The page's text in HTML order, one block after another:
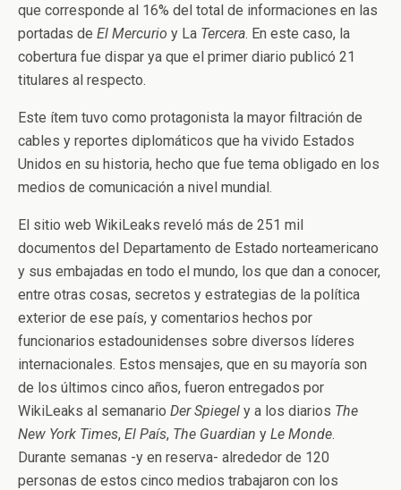
que corresponde al 16% del total de informaciones en las
portadas de El Mercurio y La Tercera. En este caso, la
cobertura fue dispar ya que el primer diario publicó 21
titulares al respecto.
Este ítem tuvo como protagonista la mayor filtración de
cables y reportes diplomáticos que ha vivido Estados
Unidos en su historia, hecho que fue tema obligado en los
medios de comunicación a nivel mundial.
El sitio web WikiLeaks reveló más de 251 mil
documentos del Departamento de Estado norteamericano
y sus embajadas en todo el mundo, los que dan a conocer,
entre otras cosas, secretos y estrategias de la política
exterior de ese país, y comentarios hechos por
funcionarios estadounidenses sobre diversos líderes
internacionales. Estos mensajes, que en su mayoría son
de los últimos cinco años, fueron entregados por
WikiLeaks al semanario Der Spiegel y a los diarios The
New York Times, El País, The Guardian y Le Monde.
Durante semanas -y en reserva- alrededor de 120
personas de estos cinco medios trabajaron con los